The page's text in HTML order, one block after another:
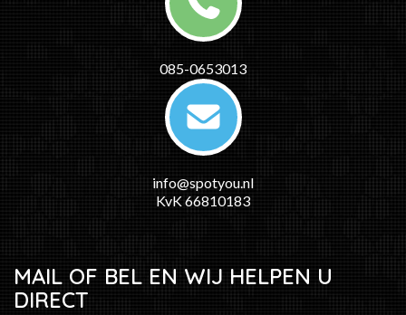
085-0653013
info@spotyou.nl
KvK 66810183
MAIL OF BEL EN WIJ HELPEN U
DIRECT